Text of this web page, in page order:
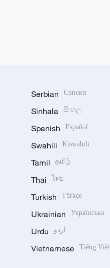
Serbian Српски
Sinhala සිංහල
Spanish Español
Swahili Kiswahili
Tamil தமிழ்
Thai ไทย
Turkish Türkçe
Ukrainian Українська
Urdu اردو
Vietnamese Tiếng Việt